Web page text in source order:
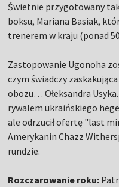
Świetnie przygotowany
boksu, Mariana Basiak,
trenerem w kraju (ponad
Zastopowanie Ugonoha
czym świadczy
obozu… Ołeksandra
rywalem ukraińskiego
ale odrzucił ofertę "last
Amerykanin Chazz
rundzie.
Rozczarowanie roku: